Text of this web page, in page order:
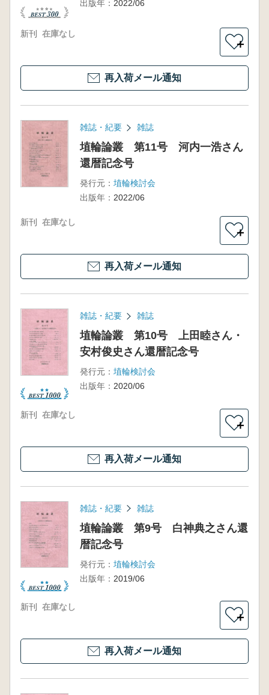
出版年： 2022/06
新刊 在庫なし
＋
再入荷メール通知
雑誌・紀要 雑誌
埴輪論叢 第11号 河内一浩さん
還暦記念号
発行元： 埴輪検討会
出版年： 2022/06
新刊 在庫なし
＋
再入荷メール通知
雑誌・紀要 雑誌
埴輪論叢 第10号 上田睦さん・
安村俊史さん還暦記念号
発行元： 埴輪検討会
出版年： 2020/06
新刊 在庫なし
＋
再入荷メール通知
雑誌・紀要 雑誌
埴輪論叢 第9号 白神典之さん還
暦記念号
発行元： 埴輪検討会
出版年： 2019/06
新刊 在庫なし
＋
再入荷メール通知